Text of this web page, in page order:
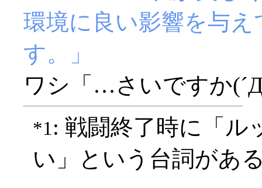
環境に良い影響を与
す。」
ワシ「…さいですか
*1: 戦闘終了時に「ル
い」という台詞があ